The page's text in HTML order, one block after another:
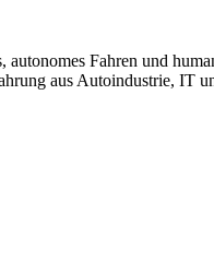
Fahren und
aus Autoindustrie, IT